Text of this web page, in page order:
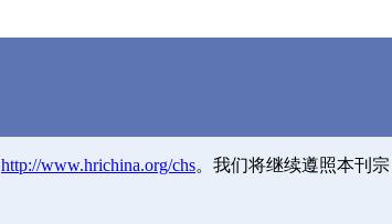
http://www.hrichina.org/chs。我们将继续遵照本刊